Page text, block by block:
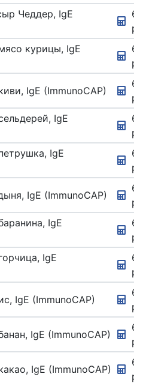
Чеддер, IgE
курицы, IgE
IgE (ImmunoCAP)
IgE
IgE
IgE (ImmunoCAP)
IgE
IgE
IgE (ImmunoCAP)
IgE (ImmunoCAP)
IgE (ImmunoCAP)